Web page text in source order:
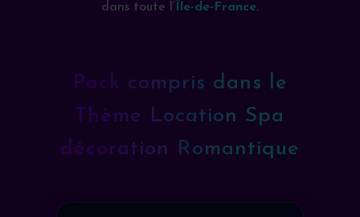
dans toute l’Île-de-France.
Pack compris dans le
Thème Location Spa
décoration Romantique